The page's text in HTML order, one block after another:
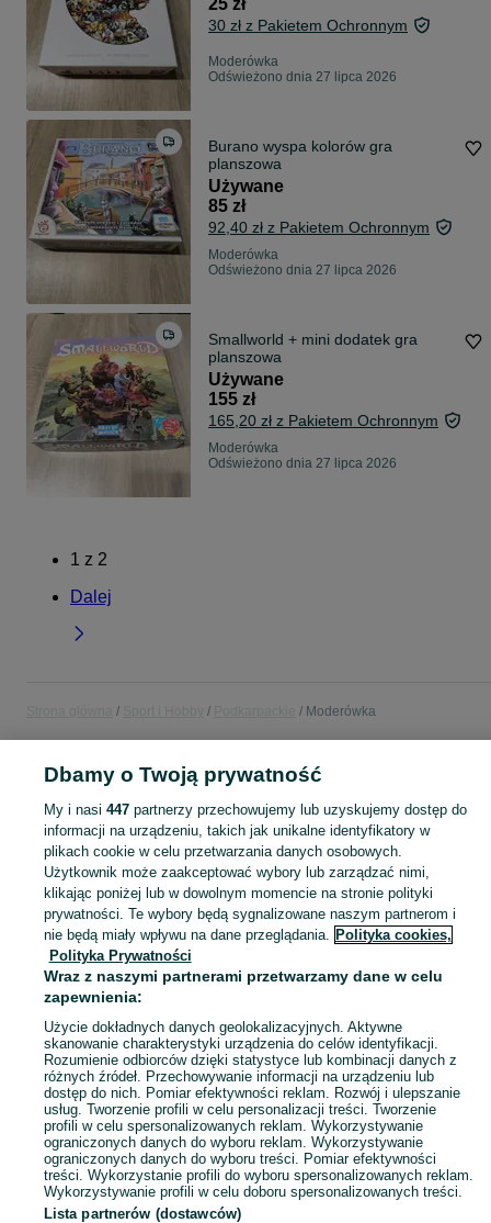
25 zł
30 zł z Pakietem Ochronnym
Moderówka
Odświeżono dnia 27 lipca 2026
Burano wyspa kolorów gra
planszowa
Używane
85 zł
92,40 zł z Pakietem Ochronnym
Moderówka
Odświeżono dnia 27 lipca 2026
Smallworld + mini dodatek gra
planszowa
Używane
155 zł
165,20 zł z Pakietem Ochronnym
Moderówka
Odświeżono dnia 27 lipca 2026
1 z 2
Dalej
Moderówka
SPORT I HOBBY
KATEGORIA
Zobacz
Mapa kategorii
Mapa miejscowości
Mapa ministron
Popularne wyszukiwania
Dbamy o Twoją prywatność
My i nasi 447partnerzy przechowujemy lub uzyskujemy dostęp do
informacji na urządzeniu, takich jak unikalne identyfikatory w
plikach cookie w celu przetwarzania danych osobowych.
Użytkownik może zaakceptować wybory lub zarządzać nimi,
klikając poniżej lub w dowolnym momencie na stronie polityki
prywatności. Te wybory będą sygnalizowane naszym partnerom i
nie będą miały wpływu na dane przeglądania. Polityka cookies,
Polityka Prywatności
Wraz z naszymi partnerami przetwarzamy dane w celu
zapewnienia:
Użycie dokładnych danych geolokalizacyjnych. Aktywne
skanowanie charakterystyki urządzenia do celów identyfikacji.
Rozumienie odbiorców dzięki statystyce lub kombinacji danych z
różnych źródeł. Przechowywanie informacji na urządzeniu lub
dostęp do nich. Pomiar efektywności reklam. Rozwój i ulepszanie
usług. Tworzenie profili w celu personalizacji treści. Tworzenie
profili w celu spersonalizowanych reklam. Wykorzystywanie
ograniczonych danych do wyboru reklam. Wykorzystywanie
ograniczonych danych do wyboru treści. Pomiar efektywności
treści. Wykorzystanie profili do wyboru spersonalizowanych reklam.
Wykorzystywanie profili w celu doboru spersonalizowanych treści.
Lista partnerów (dostawców)